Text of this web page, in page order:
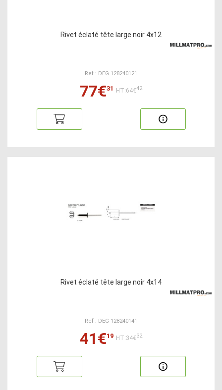
Rivet éclaté tête large noir 4x12
Ref : DEG 128240121
77€31 HT:64€42
Rivet éclaté tête large noir 4x14
Ref : DEG 128240141
41€19 HT:34€32